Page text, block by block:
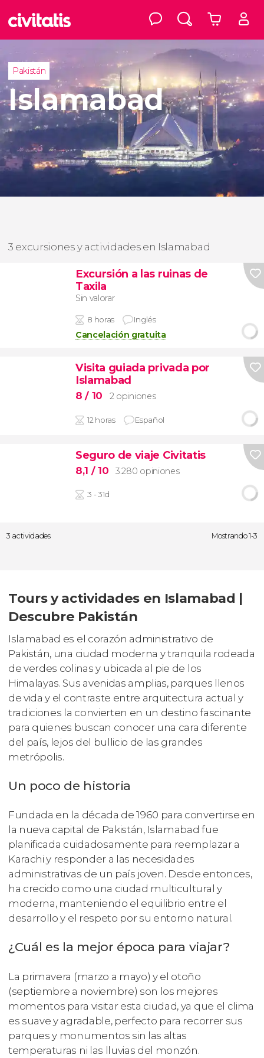
Pakistán
Islamabad
3 excursiones y actividades en Islamabad
Excursión a las ruinas de
Taxila
Sin valorar
8 horas Inglés
Cancelación gratuita
Visita guiada privada por
Islamabad
8/ 10 2 opiniones
12 horas Español
Seguro de viaje Civitatis
8,1 / 10 3.280 opiniones
3 - 31d
3 actividades Mostrando 1-3
Tours y actividades en Islamabad |
Descubre Pakistán
Islamabad es el corazón administrativo de
Pakistán, una ciudad moderna y tranquila rodeada
de verdes colinas y ubicada al pie de los
Himalayas. Sus avenidas amplias, parques llenos
de vida y el contraste entre arquitectura actual y
tradiciones la convierten en un destino fascinante
para quienes buscan conocer una cara diferente
del país, lejos del bullicio de las grandes
metrópolis.
Un poco de historia
Fundada en la década de 1960 para convertirse en
la nueva capital de Pakistán, Islamabad fue
planificada cuidadosamente para reemplazar a
Karachi y responder a las necesidades
administrativas de un país joven. Desde entonces,
ha crecido como una ciudad multicultural y
moderna, manteniendo el equilibrio entre el
desarrollo y el respeto por su entorno natural.
¿Cuál es la mejor época para viajar?
La primavera (marzo a mayo) y el otoño
(septiembre a noviembre) son los mejores
momentos para visitar esta ciudad, ya que el clima
es suave y agradable, perfecto para recorrer sus
parques y monumentos sin las altas
temperaturas ni las lluvias del monzón.